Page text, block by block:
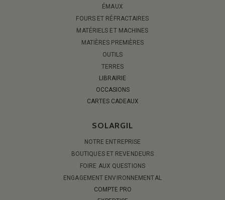
ÉMAUX
FOURS ET RÉFRACTAIRES
MATÉRIELS ET MACHINES
MATIÈRES PREMIÈRES
OUTILS
TERRES
LIBRAIRIE
OCCASIONS
CARTES CADEAUX
SOLARGIL
NOTRE ENTREPRISE
BOUTIQUES ET REVENDEURS
FOIRE AUX QUESTIONS
ENGAGEMENT ENVIRONNEMENTAL
COMPTE PRO